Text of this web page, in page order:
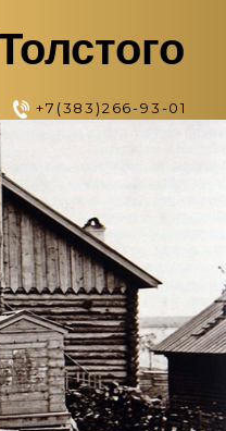
+7(383)266-93-01